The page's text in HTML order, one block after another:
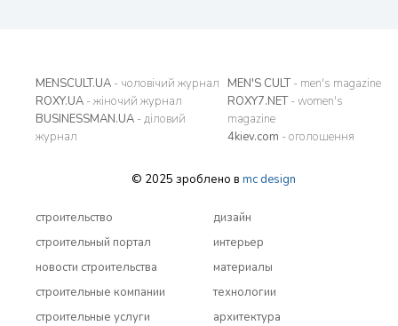
MENSCULT.UA - чоловічий журнал
ROXY.UA - жіночий журнал
BUSINESSMAN.UA - діловий
журнал
MEN'S CULT- men's magazine
ROXY7.NET- women's
magazine
4kiev.com - оголошення
© 2025 зроблено в mc design
строительство
строительный портал
новости строительства
строительные компании
строительные услуги
дизайн
интерьер
материалы
технологии
архитектура